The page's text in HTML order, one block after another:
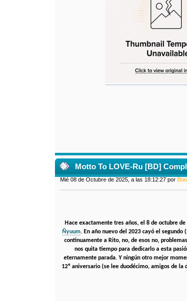
Motto To LOVE-Ru [BD]
Mié 08 de Octubre de 2025, a las 18:12:27 por
Hace exactamente tres años, el 8 de octubre
Ñyuum. En año nuevo del 2023 cayó el
continuamente a Rito, no, de esos no,
nos quita tiempo para dedicarlo a esta
eternamente parada. Y ningún otro mejor
12º aniversario (se lee duodécimo, amigos de